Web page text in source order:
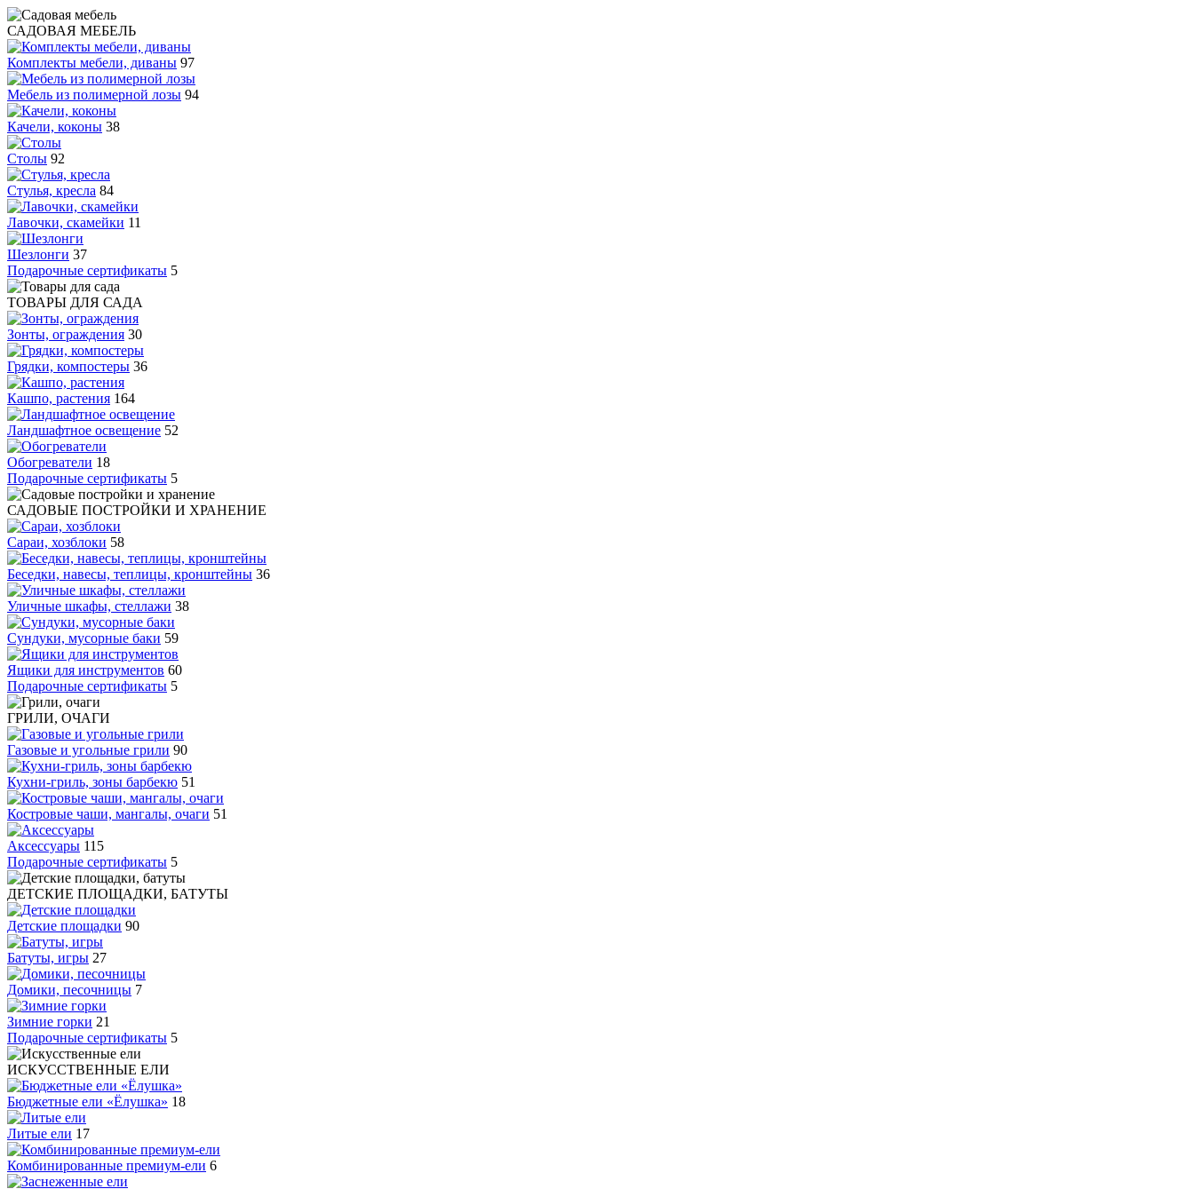
САДОВАЯ МЕБЕЛЬ
Комплекты мебели, диваны 97
Мебель из полимерной лозы 94
Качели, коконы 38
Столы 92
Стулья, кресла 84
Лавочки, скамейки 11
Шезлонги 37
Подарочные сертификаты 5
ТОВАРЫ ДЛЯ САДА
Зонты, ограждения 30
Грядки, компостеры 36
Кашпо, растения 164
Ландшафтное освещение 52
Обогреватели 18
Подарочные сертификаты 5
САДОВЫЕ ПОСТРОЙКИ И ХРАНЕНИЕ
Сараи, хозблоки 58
Беседки, навесы, теплицы, кронштейны 36
Уличные шкафы, стеллажи 38
Сундуки, мусорные баки 59
Ящики для инструментов 60
Подарочные сертификаты 5
ГРИЛИ, ОЧАГИ
Газовые и угольные грили 90
Кухни-гриль, зоны барбекю 51
Костровые чаши, мангалы, очаги 51
Аксессуары 115
Подарочные сертификаты 5
ДЕТСКИЕ ПЛОЩАДКИ, БАТУТЫ
Детские площадки 90
Батуты, игры 27
Домики, песочницы 7
Зимние горки 21
Подарочные сертификаты 5
ИСКУССТВЕННЫЕ ЕЛИ
Бюджетные ели «Ёлушка» 18
Литые ели 17
Комбинированные премиум-ели 6